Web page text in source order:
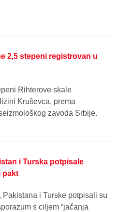
2,5 stepeni registrovan u
Rihterove skale
Kruševca, prema
zavoda Srbije.
i Turska potpisale
pakt
i Turske potpisali su
s ciljem “jačanja